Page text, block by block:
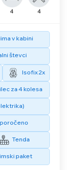
4 4
v kabini
števci
Isofix 2x
za 4 kolesa
Tenda
paket